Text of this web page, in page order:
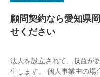
顧問契約なら愛知県
せください
法人を設立されて、収益が
生します。 個人事業主の場